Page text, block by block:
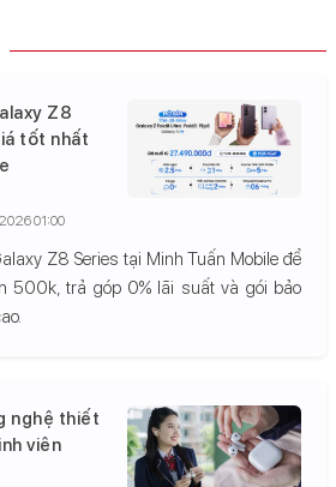
Z8
tốt nhất
Z8 Series tại Minh Tuấn Mobile để
500k, trả góp 0% lãi suất và gói bảo
01:00
nghệ thiết
viên